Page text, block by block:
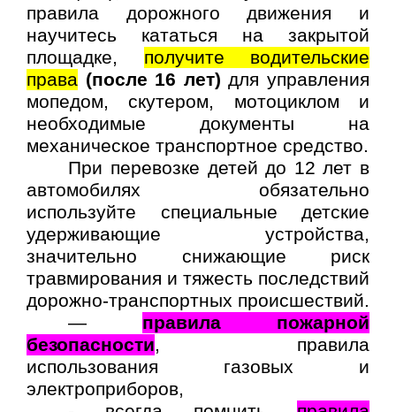
правила дорожного движения и
научитесь кататься на закрытой
площадке, получите водительские
права (после 16 лет)для управления
мопедом, скутером, мотоциклом и
необходимые документы на
механическое транспортное средство.
При перевозке детей до 12 лет в
автомобилях обязательно
используйте специальные детские
удерживающие устройства,
значительно снижающие риск
травмирования и тяжесть последствий
дорожно-транспортных происшествий.
— правила пожарной
безопасности, правила
использования газовых и
электроприборов,